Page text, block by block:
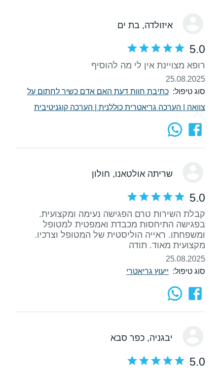
איזולדה, בת ים
5.0
רופא מצויינת אין לי מה להוסיף
25.08.2025
סוג טיפול: כתיבת חוות דעת האם אדם כשיר לחתום על
צוואה
הערכה גריאטרית כוללנית הערכה קוגניטיבית
שריתה אולטאנו, חולון
5.0
קבלת השירות טרם הפגישה נעימה ומקצועית.
בפגישה התיחסות מכבדת ואמפטית למטופל
ומשפחתו. ראייה הוליסטית של המטופל וצרכיו.
מקצועית מאוד. תודה
25.08.2025
סוג טיפול: ייעוץ גריאטרי
יבגניה, כפר סבא
5.0